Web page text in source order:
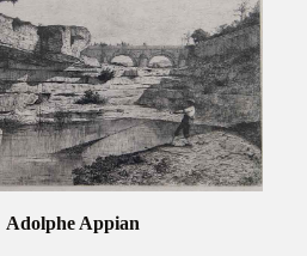
Adolphe Appian